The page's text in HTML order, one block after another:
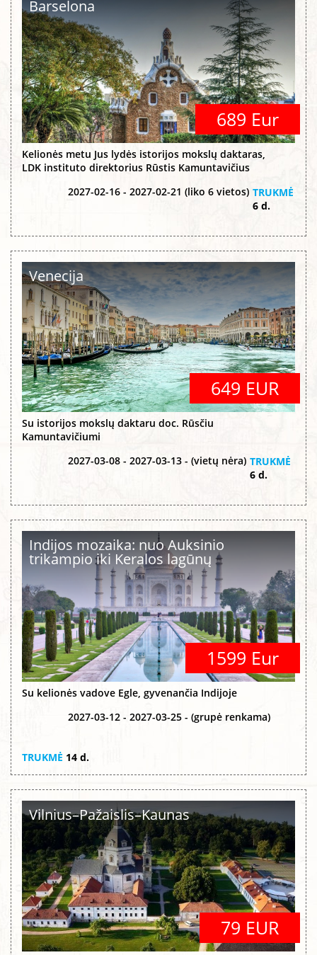
Barselona
689 Eur
Kelionės metu Jus lydės istorijos mokslų daktaras,
LDK instituto direktorius Rūstis Kamuntavičius
2027-02-16 - 2027-02-21 (liko 6 vietos) TRUKMĖ
6 d.
Venecija
649 EUR
Su istorijos mokslų daktaru doc. Rūsčiu
Kamuntavičiumi
2027-03-08 - 2027-03-13 - (vietų nėra) TRUKMĖ
6 d.
Indijos mozaika: nuo Auksinio
trikampio iki Keralos lagūnų
1599 Eur
Su kelionės vadove Egle, gyvenančia Indijoje
2027-03-12 - 2027-03-25 - (grupė renkama)
TRUKMĖ 14 d.
Vilnius–Pažaislis–Kaunas
79 EUR